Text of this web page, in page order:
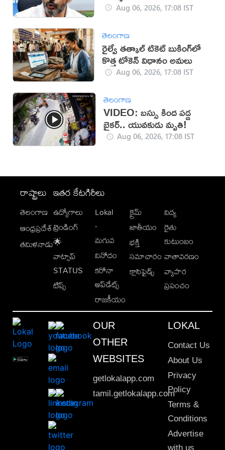
Aug 06, 2026, 17:08 IST
తెలంగాణ
రైల్వే తత్కాల్ టికెట్ బుకింగ్‌లో
కొత్త టోకెన్ విధానం అమలు
Aug 06, 2026, 17:08 IST
తెలంగాణ
VIDEO: బస్సు కింద పడ్డ
బైకర్.. యువకుడు మృతి!
Aug 06, 2026, 17:08 IST
రాష్ట్రాలు
తెలంగాణ
ఆంధ్రప్రదేశ్
తమిళనాడు
ఇతర కేటగిరీలు
ఉద్యోగాలు
ట్రెండింగ్
🌟
వాట్సాప్
STATUS
టిప్స్
Lokal
-
మగువ
వినోదం
కరోనా
అప్‌డేట్స్
రాజకీయం
క్రైమ్
జాతీయం
భక్తి
సమాచారం
క్లాసిఫైడ్స్
విద్య
రైతు
కుటుంబం
వాతావరణం
వ్యాపార
ప్రపంచం
OUR
OTHER
WEBSITES
getlokalapp.com
tamil.getlokalapp.com
LOKAL
Contact Us
About Us
Privacy
Policy
Terms &
Conditions
Advertise
with us